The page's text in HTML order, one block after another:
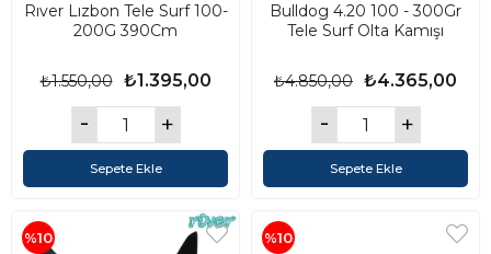
Rıver Lızbon Tele Surf 100-
200G 390Cm
₺1.395,00
₺1.550,00
Sepete Ekle
Bulldog 4.20 100 - 300Gr
Tele Surf Olta Kamışı
₺4.365,00
₺4.850,00
Sepete Ekle
%10 %10